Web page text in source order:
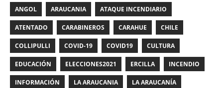
ANGOL ARAUCANIA ATAQUE INCENDIARIO
ATENTADO CARABINEROS CARAHUE CHILE
COLLIPULLI COVID-19 COVID19 CULTURA
EDUCACIÓN ELECCIONES2021 ERCILLA INCENDIO
INFORMACIÓN LA ARAUCANIA LA ARAUCANÍA